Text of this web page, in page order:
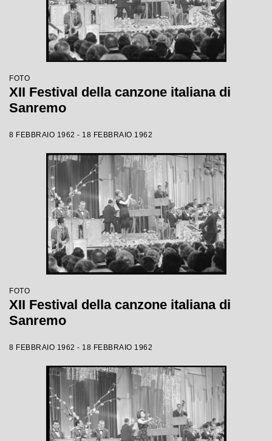
FOTO
XII Festival della canzone italiana di
Sanremo
8 FEBBRAIO 1962 - 18 FEBBRAIO 1962
FOTO
XII Festival della canzone italiana di
Sanremo
8 FEBBRAIO 1962 - 18 FEBBRAIO 1962